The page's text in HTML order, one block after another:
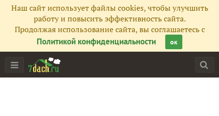
Наш сайт использует файлы cookies, чтобы улучшить
работу и повысить эффективность сайта.
Продолжая использование сайта, вы соглашаетесь с
Политикой конфиденциальности
ок